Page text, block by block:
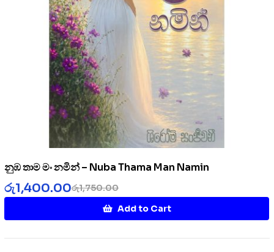
නුඹ තාම මං නමින් – Nuba Thama Man Namin
රු1,750.00
රු1,400.00
Add to Cart